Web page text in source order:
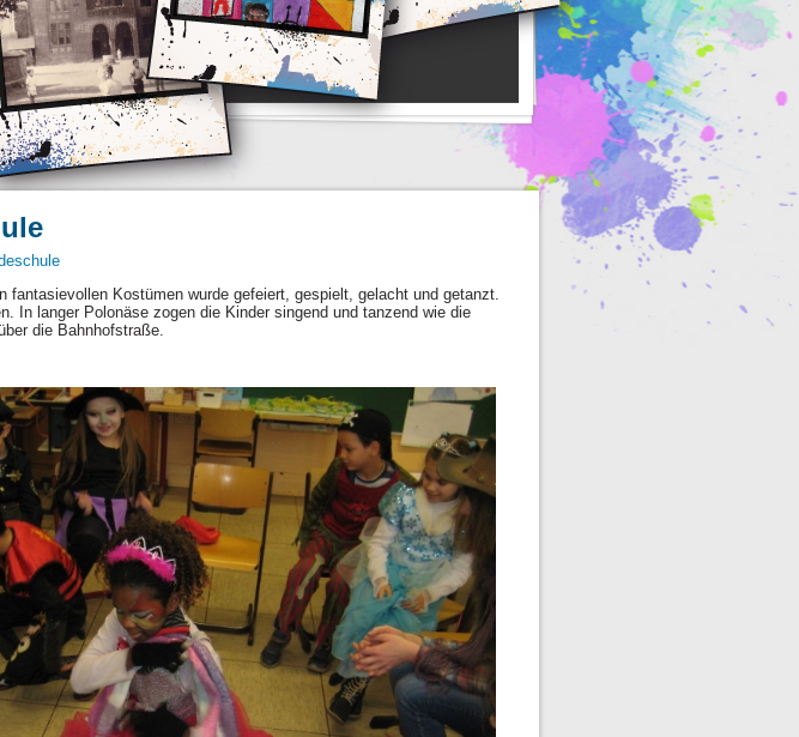
Kostümen wurde gefeiert, gespielt, gelacht und getanzt.
In langer Polonäse zogen die Kinder singend und tanzend wie die
die Bahnhofstraße.